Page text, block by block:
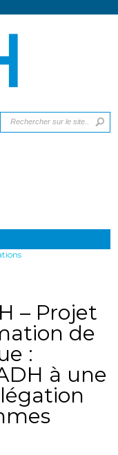
– Projet
de
:
à une